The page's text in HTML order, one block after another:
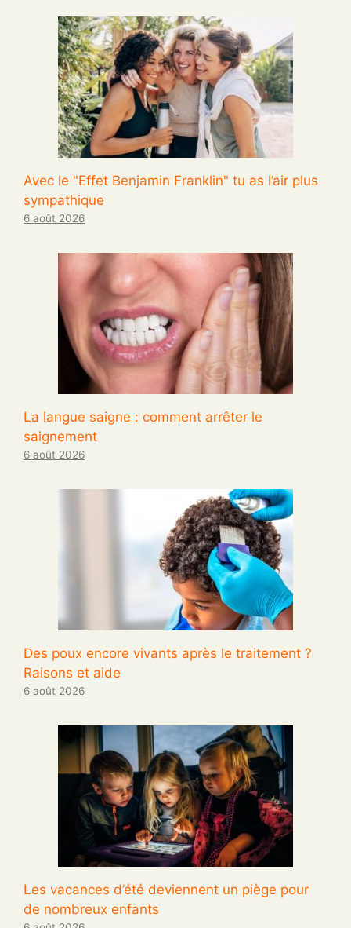
Avec le "Effet Benjamin Franklin" tu as l’air plus
sympathique
6 août 2026
La langue saigne : comment arrêter le
saignement
6 août 2026
Des poux encore vivants après le traitement ?
Raisons et aide
6 août 2026
Les vacances d’été deviennent un piège pour
de nombreux enfants